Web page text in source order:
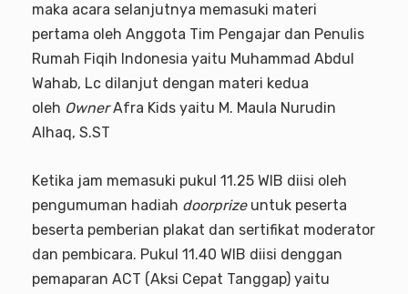
maka acara selanjutnya memasuki materi
pertama oleh Anggota Tim Pengajar dan Penulis
Rumah Fiqih Indonesia yaitu Muhammad Abdul
Wahab, Lc dilanjut dengan materi kedua
oleh OwnerAfra Kids yaitu M. Maula Nurudin
Alhaq, S.ST
Ketika jam memasuki pukul 11.25 WIB diisi oleh
pengumuman hadiah doorprizeuntuk peserta
beserta pemberian plakat dan sertifikat moderator
dan pembicara. Pukul 11.40 WIB diisi denggan
pemaparan ACT (Aksi Cepat Tanggap) yaitu